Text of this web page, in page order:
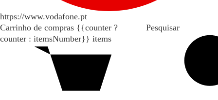
https://www.vodafone.pt
Carrinho de compras {{counter ?
counter : itemsNumber}} items
Pesquisar